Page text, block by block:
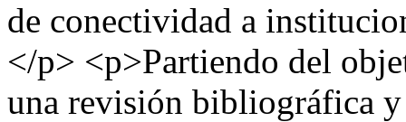
de conectividad a
</p> <p>Partiendo del
una revisión bibliográfica y